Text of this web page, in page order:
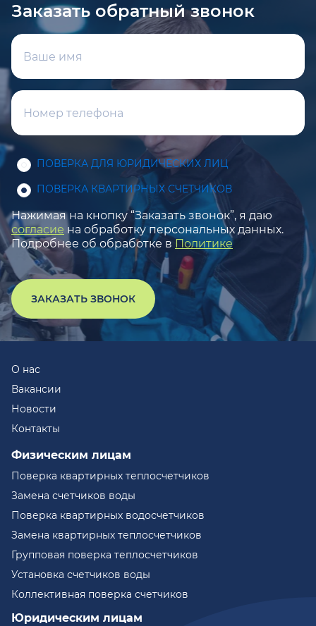
Заказать обратный звонок
ПОВЕРКА ДЛЯ ЮРИДИЧЕСКИХ ЛИЦ
ПОВЕРКА КВАРТИРНЫХ СЧЕТЧИКОВ
Нажимая на кнопку “Заказать звонок”, я даю
согласие на обработку персональных данных.
Подробнее об обработке в Политике
ЗАКАЗАТЬ ЗВОНОК
О нас
Вакансии
Новости
Контакты
Физическим лицам
Поверка квартирных теплосчетчиков
Замена счетчиков воды
Поверка квартирных водосчетчиков
Замена квартирных теплосчетчиков
Групповая поверка теплосчетчиков
Установка счетчиков воды
Коллективная поверка счетчиков
Юридическим лицам